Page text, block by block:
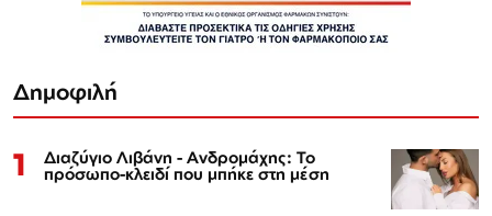
Δημοφιλή
1 Διαζύγιο Λιβάνη - Ανδρομάχης: Το
πρόσωπο-κλειδί που μπήκε στη μέση